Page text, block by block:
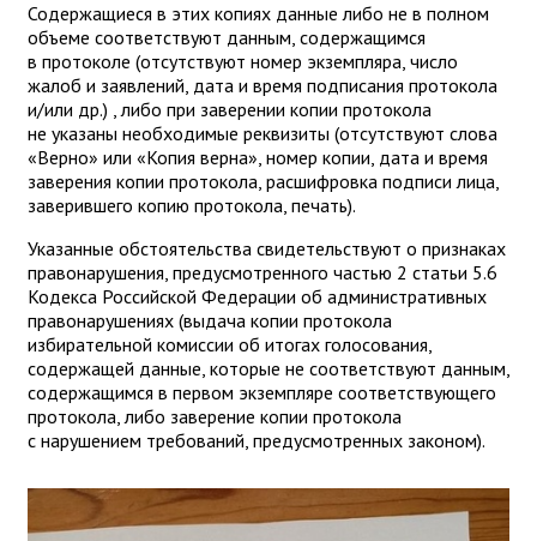
Содержащиеся в этих копиях данные либо не в полном
объеме соответствуют данным, содержащимся
в протоколе (отсутствуют номер экземпляра, число
жалоб и заявлений, дата и время подписания протокола
и/или др.) , либо при заверении копии протокола
не указаны необходимые реквизиты (отсутствуют слова
«Верно» или «Копия верна», номер копии, дата и время
заверения копии протокола, расшифровка подписи лица,
заверившего копию протокола, печать).
Указанные обстоятельства свидетельствуют о признаках
правонарушения, предусмотренного частью 2 статьи 5.6
Кодекса Российской Федерации об административных
правонарушениях (выдача копии протокола
избирательной комиссии об итогах голосования,
содержащей данные, которые не соответствуют данным,
содержащимся в первом экземпляре соответствующего
протокола, либо заверение копии протокола
с нарушением требований, предусмотренных законом).